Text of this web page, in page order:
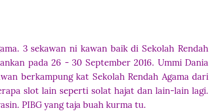
3 sekawan ni kawan baik di Sekolah Rendah
pada 26 - 30 September 2016. Ummi Dania
berkampung kat Sekolah Rendah Agama dari
slot lain seperti solat hajat dan lain-lain lagi.
PIBG yang taja buah kurma tu.